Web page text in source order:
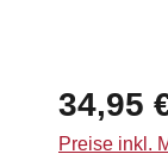
Regulärer
34,95
Preise inkl.